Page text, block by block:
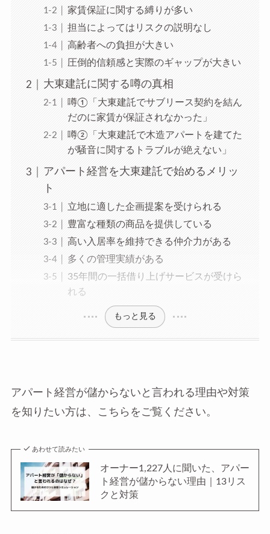
家賃保証に関する縛りが多い
担当によってはリスクの説明なし
高齢者への負担が大きい
圧倒的信頼感と実際のギャップが大きい
大東建託に関する噂の真相
噂①「大東建託でサブリース契約を結ん
だのに家賃が保証されなかった」
噂②「大東建託で木造アパートを建てた
が騒音に関するトラブルが絶えない」
アパート経営を大東建託で始めるメリッ
ト
立地に適した企画提案を受けられる
豊富な種類の商品を提供している
高い入居率を維持できる仲介力がある
多くの管理実績がある
35年間の一括借り上げサービスが受けら
れる
もっと見る
アパート経営が儲からないと言われる理由や対策
を知りたい方は、こちらをご覧ください。
あわせて読みたい
オーナー1,227人に聞いた、アパー
ト経営が儲からない理由｜13リス
クと対策